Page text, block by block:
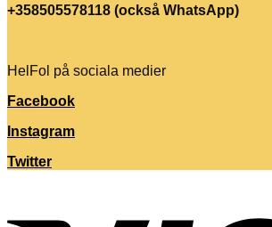
+358505578118 (också WhatsApp)
HelFol på sociala medier
Facebook
Instagram
Twitter